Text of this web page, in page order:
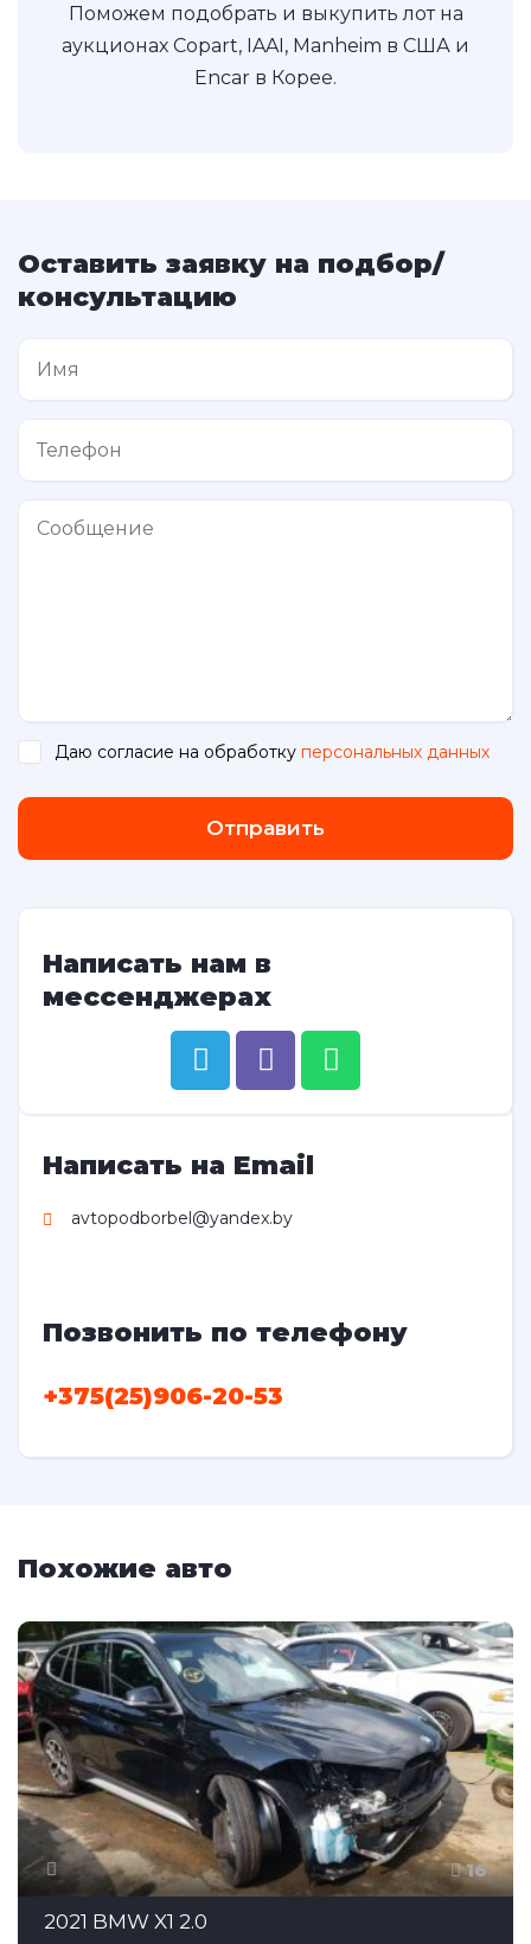
Поможем подобрать и выкупить лот на
аукционах Copart, IAAI, Manheim в США и
Encar в Корее.
Оставить заявку на подбор/
консультацию
Даю согласие на обработку персональных данных
Отправить
Написать нам в
мессенджерах
Написать на Email
avtopodborbel@yandex.by
Позвонить по телефону
+375(25)906-20-53
Похожие авто
16
2021 BMW X1 2.0